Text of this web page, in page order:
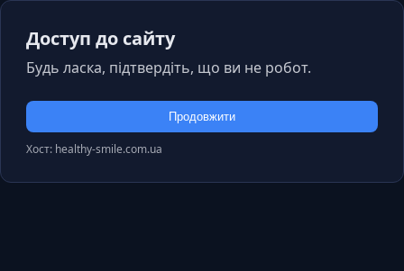
Доступ до сайту
Будь ласка, підтвердіть, що ви не робот.
Продовжити
Хост: healthy-smile.com.ua